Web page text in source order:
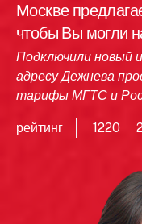
Москве
чтобы Вы могли
Подключили новый
адресу Дежнева
тарифы МГТС и
рейтинг 1220